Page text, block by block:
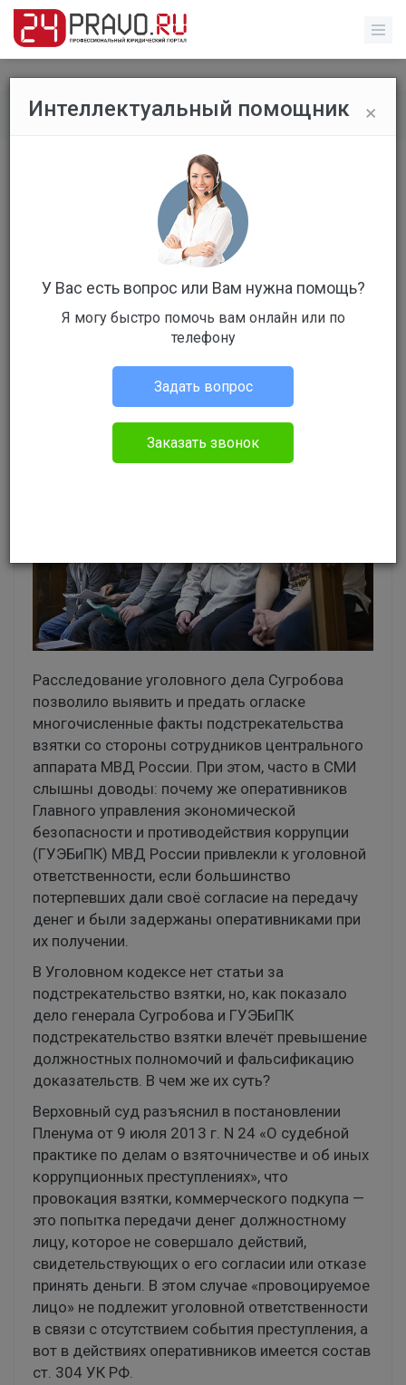
Все публикации / Уголовное право
Дело Сугробова и ГУЭБиПК МВД РФ.
Провокация или подстрекательство,
Евдокимов Денис Владимирович
Расследование уголовного дела Сугробова
позволило выявить и предать огласке
многочисленные факты подстрекательства
взятки со стороны сотрудников центрального
аппарата МВД России. При этом, часто в СМИ
слышны доводы: почему же оперативников
Главного управления экономической
безопасности и противодействия коррупции
(ГУЭБиПК) МВД России привлекли к уголовной
ответственности, если большинство
потерпевших дали своё согласие на передачу
денег и были задержаны оперативниками при
их получении.
В Уголовном кодексе нет статьи за
подстрекательство взятки, но, как показало
дело генерала Сугробова и ГУЭБиПК
подстрекательство взятки влечёт превышение
должностных полномочий и фальсификацию
доказательств. В чем же их суть?
Верховный суд разъяснил в постановлении
Пленума от 9 июля 2013 г. N 24 «О судебной
практике по делам о взяточничестве и об иных
коррупционных преступлениях», что
провокация взятки, коммерческого подкупа —
это попытка передачи денег должностному
лицу, которое не совершало действий,
свидетельствующих о его согласии или отказе
принять деньги. В этом случае «провоцируемое
лицо» не подлежит уголовной ответственности
в связи с отсутствием события преступления, а
вот в действиях оперативников имеется состав
ст. 304 УК РФ.
×
Интеллектуальный помощник
У Вас есть вопрос или Вам нужна помощь?
Я могу быстро помочь вам онлайн или по
телефону
Задать вопрос
Заказать звонок